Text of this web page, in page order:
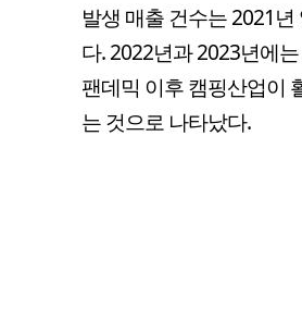
발생 매출 건수는 2021
다. 2022년과 2023년에
팬데믹 이후 캠핑산업이
는 것으로 나타났다.